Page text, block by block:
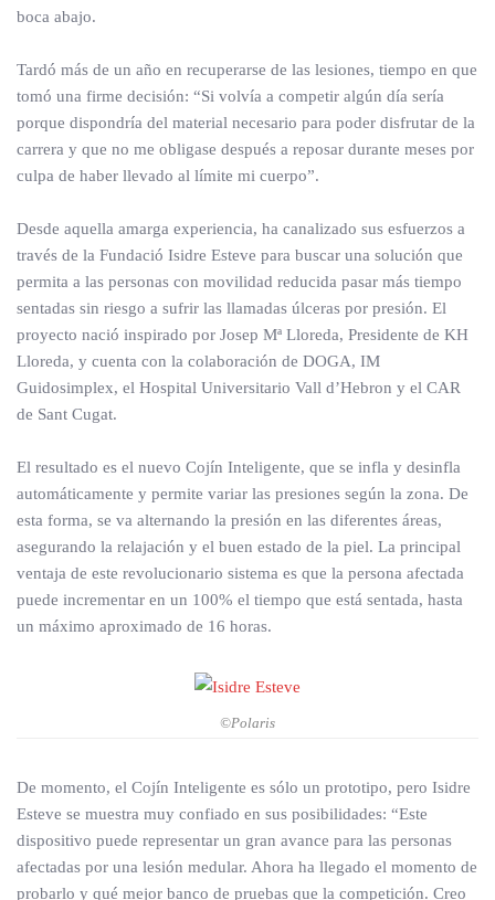
boca abajo.
Tardó más de un año en recuperarse de las lesiones, tiempo en que
tomó una firme decisión: “Si volvía a competir algún día sería
porque dispondría del material necesario para poder disfrutar de la
carrera y que no me obligase después a reposar durante meses por
culpa de haber llevado al límite mi cuerpo”.
Desde aquella amarga experiencia, ha canalizado sus esfuerzos a
través de la Fundació Isidre Esteve para buscar una solución que
permita a las personas con movilidad reducida pasar más tiempo
sentadas sin riesgo a sufrir las llamadas úlceras por presión. El
proyecto nació inspirado por Josep Mª Lloreda, Presidente de KH
Lloreda, y cuenta con la colaboración de DOGA, IM
Guidosimplex, el Hospital Universitario Vall d’Hebron y el CAR
de Sant Cugat.
El resultado es el nuevo Cojín Inteligente, que se infla y desinfla
automáticamente y permite variar las presiones según la zona. De
esta forma, se va alternando la presión en las diferentes áreas,
asegurando la relajación y el buen estado de la piel. La principal
ventaja de este revolucionario sistema es que la persona afectada
puede incrementar en un 100% el tiempo que está sentada, hasta
un máximo aproximado de 16 horas.
©Polaris
De momento, el Cojín Inteligente es sólo un prototipo, pero Isidre
Esteve se muestra muy confiado en sus posibilidades: “Este
dispositivo puede representar un gran avance para las personas
afectadas por una lesión medular. Ahora ha llegado el momento de
probarlo y qué mejor banco de pruebas que la competición. Creo